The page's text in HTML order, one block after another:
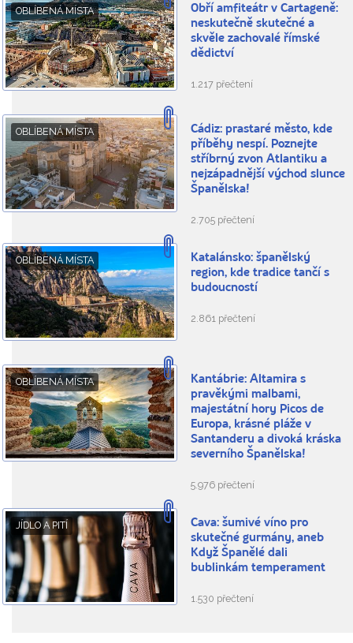
OBLÍBENÁ MÍSTA
Obří amfiteátr v Cartageně:
neskutečně skutečné a
skvěle zachovalé římské
dědictví
1.217 přečtení
OBLÍBENÁ MÍSTA
Cádiz: prastaré město, kde
příběhy nespí. Poznejte
stříbrný zvon Atlantiku a
nejzápadnější východ slunce
Španělska!
2.705 přečtení
OBLÍBENÁ MÍSTA
Katalánsko: španělský
region, kde tradice tančí s
budoucností
2.861 přečtení
OBLÍBENÁ MÍSTA
Kantábrie: Altamira s
pravěkými malbami,
majestátní hory Picos de
Europa, krásné pláže v
Santanderu a divoká kráska
severního Španělska!
5.976 přečtení
JÍDLO A PITÍ
Cava: šumivé víno pro
skutečné gurmány, aneb
Když Španělé dali
bublinkám temperament
1.530 přečtení